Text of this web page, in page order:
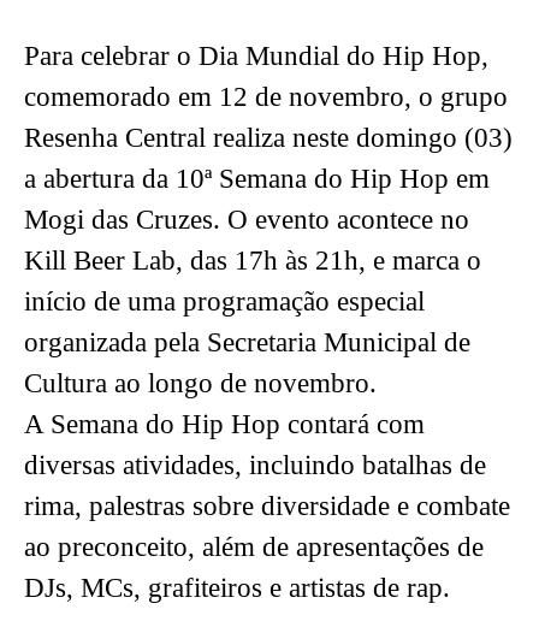
Para celebrar o Dia Mundial do Hip Hop,
comemorado em 12 de novembro, o grupo
Resenha Central realiza neste domingo (03)
a abertura da 10ª Semana do Hip Hop em
Mogi das Cruzes. O evento acontece no
Kill Beer Lab, das 17h às 21h, e marca o
início de uma programação especial
organizada pela Secretaria Municipal de
Cultura ao longo de novembro.
A Semana do Hip Hop contará com
diversas atividades, incluindo batalhas de
rima, palestras sobre diversidade e combate
ao preconceito, além de apresentações de
DJs, MCs, grafiteiros e artistas de rap.